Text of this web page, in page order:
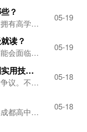
？
在当今社会，学历竞争愈发激烈，即便拥有高学历，也未必能轻松在社会立足。然而，学历始终是一块重要的“敲门砖”，对于中专毕业的女生而言，未来发展并非一片黯淡。只要怀揣学习热情、勇于尝试新事物，无论是提升学历还是掌握实用技能，都蕴藏着无限可能。中专女生毕业后的多元选择直接就业，发挥专业所长中专女生毕业后，直接投身职场是常见的...
05-19
读？
在中专学习生涯中，转学是不少同学可能会面临的抉择。这一决定背后，往往有着多样化的原因。有的同学对当前所学专业兴趣寥寥，渴望转学到能学习心仪专业的学校；有的同学因家庭因素，需要转到离家更近的学校，以便更好地兼顾学业与家庭；还有的同学对现学校的环境不太满意，期望能在新环境中开启新的学习篇章。那么，中专转学到底需不需要重新读...
05-19
就读职校，是否真能有所收获、学到实用技能？
一直以来，职业教育在大众视野中备受争议。不少人心中存疑：在职校所学知识究竟有无实用价值？学校是否真正传授了契合市场需求的知识与技能？在此情形下，许多人开始思考：若选择职业学校，还能真正学到东西吗？接下来，优职升学网将带你深入探究职校毕业生的就职现状。职校教育：紧跟时代需求，灵活多元发展随着社会需求的持续演变，职业学校所...
05-18
对于众多成都的家长和学生而言，了解成都高中如何录取学生是升学规划中的关键一环。成都高中的录取方式丰富多样，旨在为不同类型的学生提供公平且多元的升学通道。下面，就让我们详细了解一下成都高中具体的录取方式。成都高中主要录取方式中考成绩录取在成都的“5 + 2”区域（涵盖四川天府新区、成都高新区、锦江区、青羊区、金牛区、武侯...
05-18